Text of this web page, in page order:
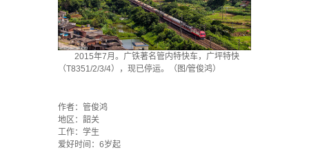
2015年7月。广铁著名管内特快车，广坪特快
（T8351/2/3/4），现已停运。（图/管俊鸿）
作者：管俊鸿
地区：韶关
工作：学生
爱好时间：6岁起